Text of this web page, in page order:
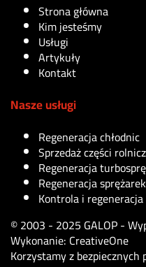
Strona główna
Kim jesteśmy
Usługi
Artykuły
Kontakt
Nasze usługi
Regeneracja chłodnic
Sprzedaż części
Regeneracja
Regeneracja
Kontrola i
© 2003 - 2025 GALOP -
Wykonanie: CreativeOne
Korzystamy z bezpiecznych